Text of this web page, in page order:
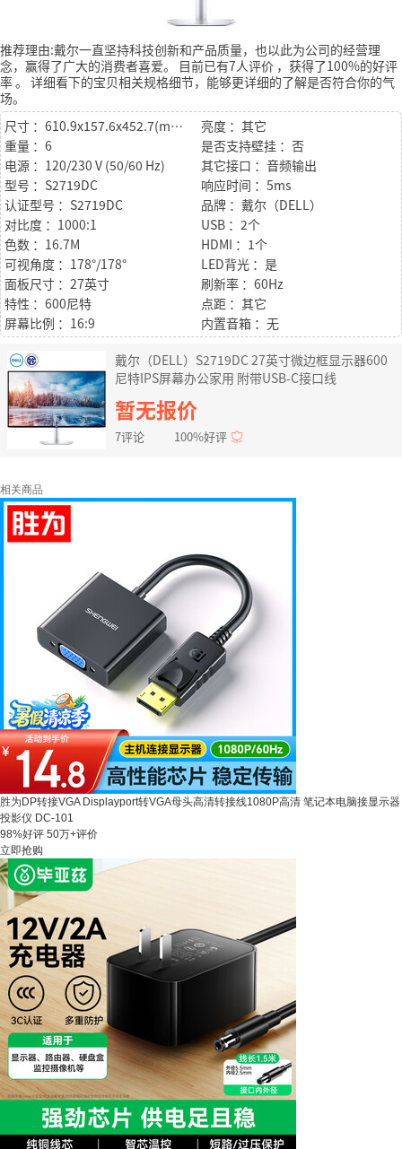
推荐理由:戴尔一直坚持科技创新和产品质量，也以此为公司的经营理
念，赢得了广大的消费者喜爱。
目前已有7人评价 ，获得了100%的好评
率。 详细看下的宝贝相关规格细节，能够更详细的了解是否符合你的气
场。
尺寸 ：610.9x157.6x452.7(mm)带底座
亮度 ：其它
重量 ：6
是否支持壁挂 ：否
电源 ：120/230 V (50/60 Hz)
其它接口 ：音频输出
型号 ：S2719DC
响应时间 ：5ms
认证型号 ：S2719DC
品牌 ：戴尔（DELL）
对比度 ：1000:1
USB ：2个
色数 ：16.7M
HDMI ：1个
可视角度 ：178°/178°
LED背光 ：是
面板尺寸 ：27英寸
刷新率 ：60Hz
特性 ：600尼特
点距 ：其它
屏幕比例 ：16:9
内置音箱 ：无
戴尔（DELL）S2719DC 27英寸微边框显示器600
尼特IPS屏幕办公家用 附带USB-C接口线
暂无报价
7评论 100%好评
相关商品
胜为DP转接VGA Displayport转VGA母头高清转接线1080P高清 笔记本电脑接显示器
投影仪 DC-101
98%好评 50万+评价
立即抢购